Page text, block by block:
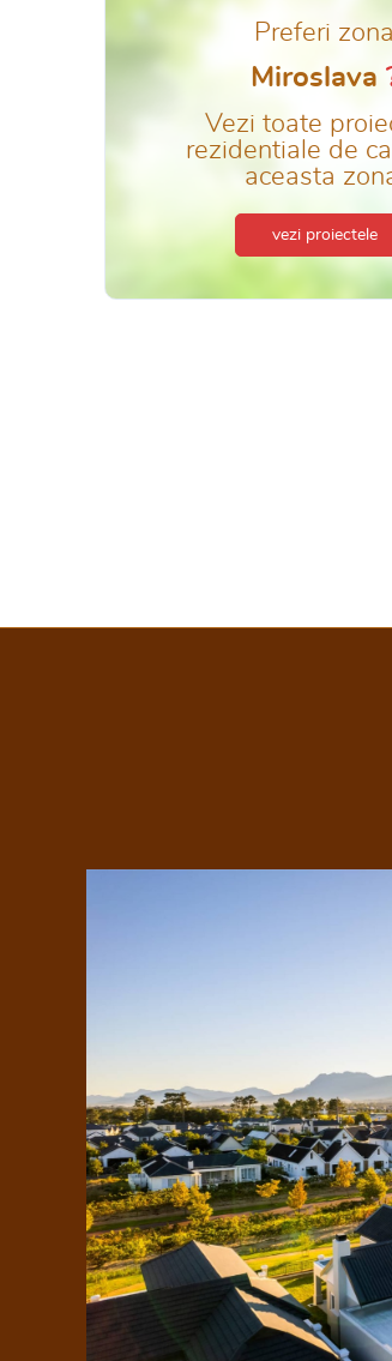
Preferi zona
Miroslava
Vezi toate
rezidentiale de
aceasta
vezi proiectele